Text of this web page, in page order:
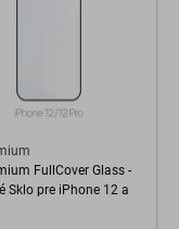
FullCover Glass -
Sklo pre iPhone 12 a